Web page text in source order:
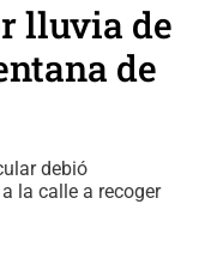
lluvia de
de
debió
la calle a recoger